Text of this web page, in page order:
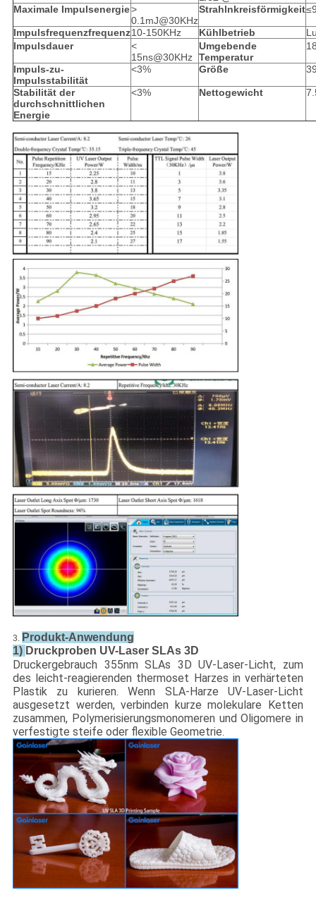
Maximale Impulsenergie>
0.1mJ@30KHz
Strahlnkreisförmigkeit
Impulsfrequenzfrequenz10-150KHz Kühlbetrieb
Impulsdauer
<
15ns@30KHz
Umgebende
Temperatur
Impuls-zu-
Impulsstabilität
<3% Größe
Stabilität der
durchschnittlichen
Energie
<3% Nettogewicht
3.
Produkt-Anwendung
1) Druckproben UV-Laser SLAs 3D
Druckergebrauch 355nm SLAs 3D UV-Laser-Licht, zum
des leicht-reagierenden thermoset Harzes in verhärteten
Plastik zu kurieren. Wenn SLA-Harze UV-Laser-Licht
ausgesetzt werden, verbinden kurze molekulare Ketten
zusammen, Polymerisierungsmonomeren und Oligomere in
verfestigte steife oder flexible Geometrie.